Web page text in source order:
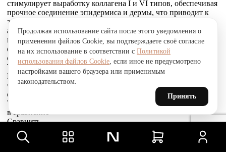
стимулирует выработку коллагена I и VI типов, обеспечивая
прочное соединение эпидермиса и дермы, что приводит к
заметному сокращению морщин. Стволовые клетки
альпийской розы защищают, поддерживают и
восстанавливают устойчивость кожи к агрессивным
факторам окружающей среды и преждевременному
старению, улучшают барьерные свойства.
Товар был добавлен
В СРАВНЕНИЕ
чтобы посмотреть список сравнение, добавьте хотя бы ещё
один товар.
Товар был добавлен
в сравнение
Сравнить
Сравнить
Товар был добавлен
в избранное
Перейти в избранное
Продолжая использование сайта после этого уведомления о
применении файлов Cookie, вы подтверждаете своё согласие
на их использование в соответствии с Политикой
использования файлов Cookie, если иное не предусмотрено
настройками вашего браузера или применимым
законодательством.
Принять